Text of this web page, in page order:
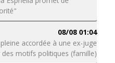
08/08 01:04
accordée à une ex-juge
motifs politiques (famille)